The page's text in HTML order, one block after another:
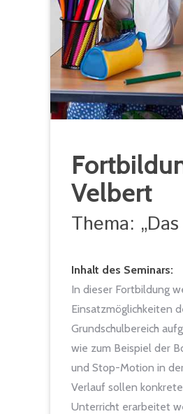
Velbert
Thema:
Inhalt des Seminars:
In dieser Fortbildung
Einsatzmöglichkeiten
Grundschulbereich
wie zum Beispiel der
und Stop-Motion in
Verlauf sollen
Unterricht erarbeitet